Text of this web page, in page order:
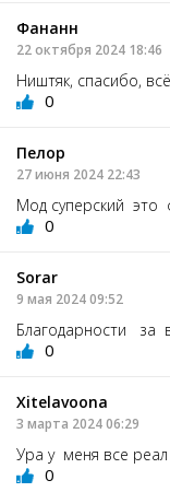
Фананн
22 октября 2024 18:46
Ништяк, спасибо,
0
Пелор
27 июня 2024 22:43
Мод суперский это
0
Sorar
9 мая 2024 09:52
Благодарности за
0
Xitelavoona
3 марта 2024 06:29
Ура у меня все реал
0